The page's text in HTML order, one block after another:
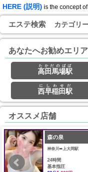
HERE (説明) is the concept
エステ検索 カテゴリ
あなたへお勧めエリア
高田馬場駅
たかだのばば
西早稲田駅
にしわせだ
オススメ店舗
森の泉
神奈川➠上大岡駅
24時間
基本指圧